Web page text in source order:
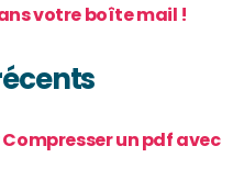
votre boîte mail !
Compresser un pdf avec